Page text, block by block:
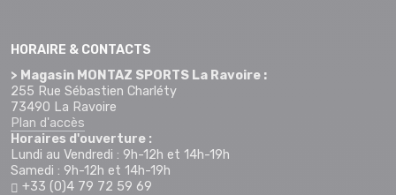
HORAIRE & CONTACTS
> Magasin MONTAZ SPORTS La Ravoire :
255 Rue Sébastien Charléty
73490 La Ravoire
Plan d'accès
Horaires d'ouverture :
Lundi au Vendredi : 9h-12h et 14h-19h
Samedi : 9h-12h et 14h-19h
+33 (0)4 79 72 59 69